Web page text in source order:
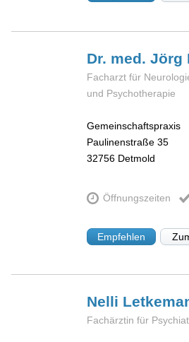
Dr. med. Jörg
Facharzt für
und Psychotherapie
Gemeinschaftspraxis
Paulinenstraße 35
32756 Detmold
Öffnungszeiten
Empfehlen
Nelli
Fachärztin für